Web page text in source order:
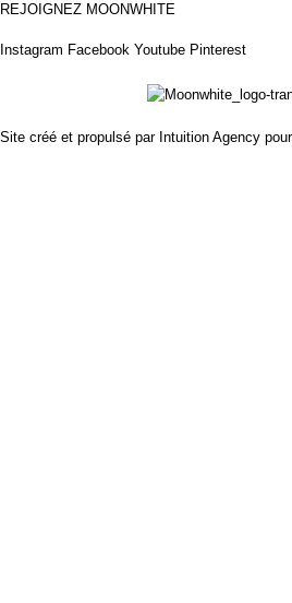
REJOIGNEZ MOONWHITE
Instagram Facebook Youtube Pinterest
Site créé et propulsé par Intuition Agency